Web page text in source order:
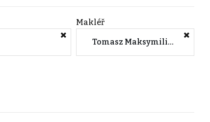
Makléř
Tomasz Maksymilian Krawacki (M&M reality)